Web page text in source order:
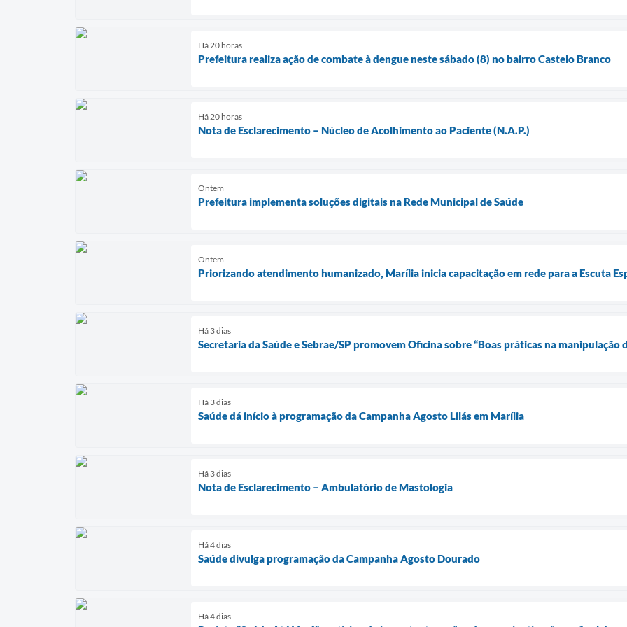
Há 20 horas
Prefeitura realiza ação de combate à dengue neste sábado (8) no bairro Castelo Branco
Há 20 horas
Nota de Esclarecimento – Núcleo de Acolhimento ao Paciente (N.A.P.)
Ontem
Prefeitura implementa soluções digitais na Rede Municipal de Saúde
Ontem
Priorizando atendimento humanizado, Marília inicia capacitação em rede para a Escuta
Há 3 dias
Secretaria da Saúde e Sebrae/SP promovem Oficina sobre “Boas práticas na manipulação
Há 3 dias
Saúde dá início à programação da Campanha Agosto Lilás em Marília
Há 3 dias
Nota de Esclarecimento – Ambulatório de Mastologia
Há 4 dias
Saúde divulga programação da Campanha Agosto Dourado
Há 4 dias